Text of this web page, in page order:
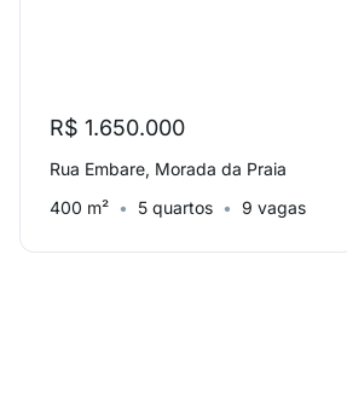
R$ 1.650.000
Rua Embare, Morada da Praia
400 m²
5 quartos 9 vagas